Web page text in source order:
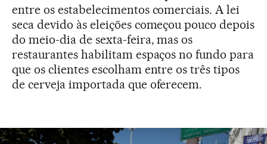
entre os estabelecimentos comerciais. A lei
seca devido às eleições começou pouco depois
do meio-dia de sexta-feira, mas os
restaurantes habilitam espaços no fundo para
que os clientes escolham entre os três tipos
de cerveja importada que oferecem.